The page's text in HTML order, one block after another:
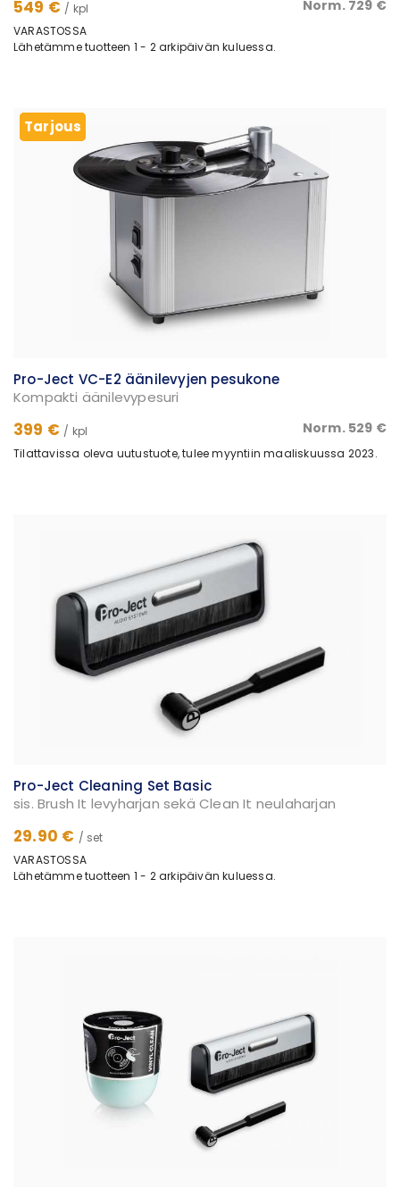
549 € Norm. 729 €
/ kpl
VARASTOSSA
Lähetämme tuotteen 1 - 2 arkipäivän kuluessa.
Tarjous
Tarjous
Pro-Ject VC-E2 äänilevyjen pesukone
Kompakti äänilevypesuri
399 € Norm. 529 €
/ kpl
Tilattavissa oleva uutustuote, tulee myyntiin maaliskuussa 2023.
Pro-Ject Cleaning Set Basic
sis. Brush It levyharjan sekä Clean It neulaharjan
29.90 € / set
VARASTOSSA
Lähetämme tuotteen 1 - 2 arkipäivän kuluessa.